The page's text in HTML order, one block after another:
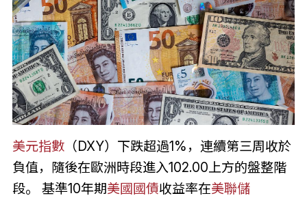
美元指數（DXY）下跌超過1%，連續第三周收於
負值，隨後在歐洲時段進入102.00上方的盤整階
段。 基準10年期美國國債收益率在美聯儲